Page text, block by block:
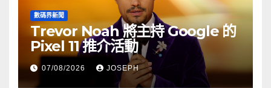
數碼界新聞
Trevor Noah 將主持 Google 的
Pixel 11 推介活動
07/08/2026 JOSEPH